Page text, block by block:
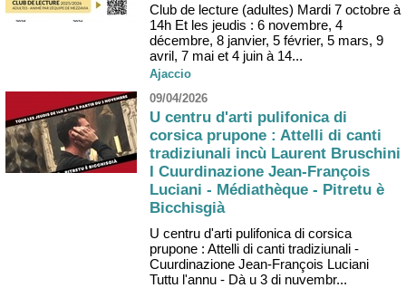
Club de lecture (adultes) Mardi 7 octobre à
14h Et les jeudis : 6 novembre, 4
décembre, 8 janvier, 5 février, 5 mars, 9
avril, 7 mai et 4 juin à 14...
Ajaccio
09/04/2026
U centru d'arti pulifonica di
corsica prupone : Attelli di canti
tradiziunali incù Laurent Bruschini
I Cuurdinazione Jean-François
Luciani - Médiathèque - Pitretu è
Bicchisgià
U centru d'arti pulifonica di corsica
prupone : Attelli di canti tradiziunali -
Cuurdinazione Jean-François Luciani
Tuttu l'annu - Dà u 3 di nuvembr...